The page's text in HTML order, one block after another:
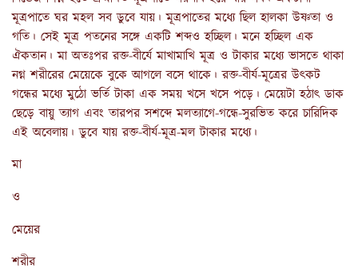
মূত্রপাতে ঘর মহল সব ডুবে যায়। মূত্রপাতের মধ্যে ছিল হালকা উষ্ণতা ও
গতি। সেই মূত্র পতনের সঙ্গে একটি শব্দও হচ্ছিল। মনে হচ্ছিল এক
ঐকতান। মা অতঃপর রক্ত-বীর্যে মাখামাখি মূত্র ও টাকার মধ্যে ভাসতে থাকা
নগ্ন শরীরের মেয়েকে বুকে আগলে বসে থাকে। রক্ত-বীর্য-মূত্রের উৎকট
গন্ধের মধ্যে মুঠো ভর্তি টাকা এক সময় খসে খসে পড়ে। মেয়েটা হঠাৎ ডাক
ছেড়ে বায়ু ত্যাগ এবং তারপর সশব্দে মলত্যাগে-গন্ধে-সুরভিত করে চারিদিক
এই অবেলায়। ডুবে যায় রক্ত-বীর্য-মূত্র-মল টাকার মধ্যে।
মা
ও
মেয়ের
শরীর